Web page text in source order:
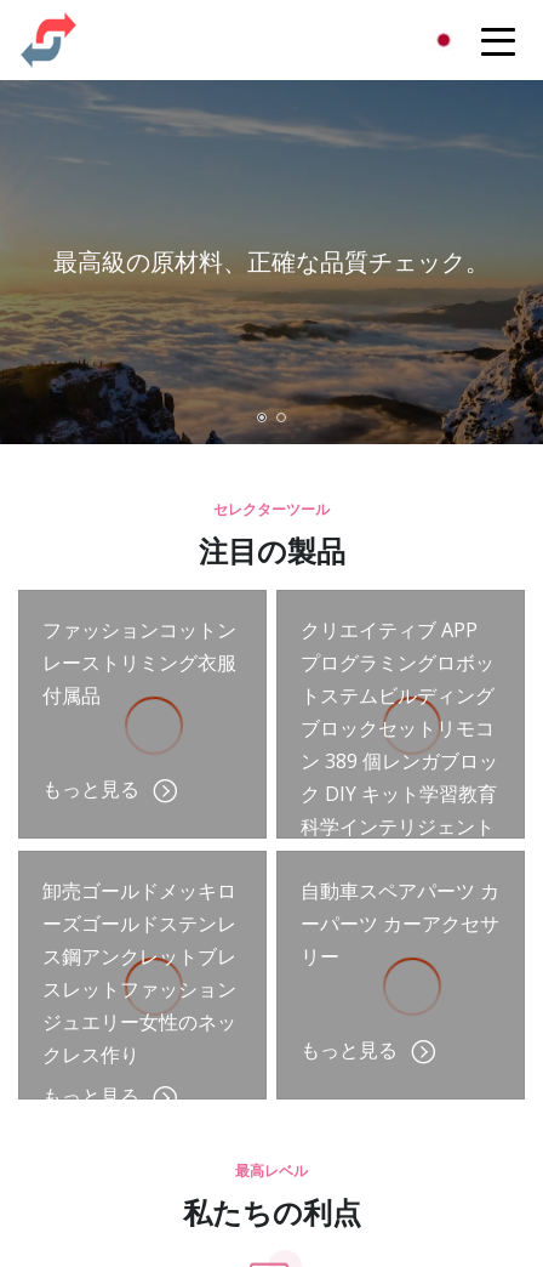
セレクターツール
注目の製品
ファッションコットン
レーストリミング衣服
付属品
もっと見る
クリエイティブ APP
プログラミングロボッ
トステムビルディング
ブロックセットリモコ
ン 389 個レンガブロッ
ク DIY キット学習教育
科学インテリジェント
エンジニアリング RC
おもちゃ
もっと見る
卸売ゴールドメッキロ
ーズゴールドステンレ
ス鋼アンクレットブレ
スレットファッション
ジュエリー女性のネッ
クレス作り
もっと見る
自動車スペアパーツ カ
ーパーツ カーアクセサ
リー
もっと見る
最高レベル
私たちの利点